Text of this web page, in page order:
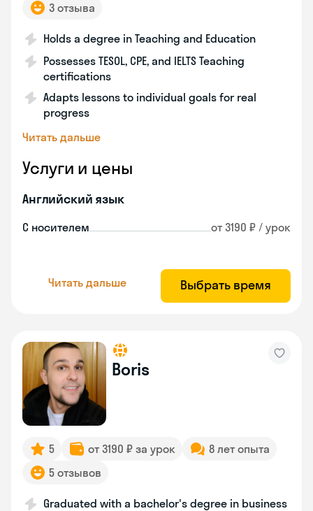
3 отзыва
Holds a degree in Teaching and Education
Possesses TESOL, CPE, and IELTS Teaching
certifications
Adapts lessons to individual goals for real
progress
Читать дальше
Услуги и цены
Английский язык
С носителем от 3190 ₽ / урок
Читать дальше Выбрать время
Boris
5 от 3190 ₽ за урок
8 лет опыта
5 отзывов
Graduated with a bachelor's degree in business